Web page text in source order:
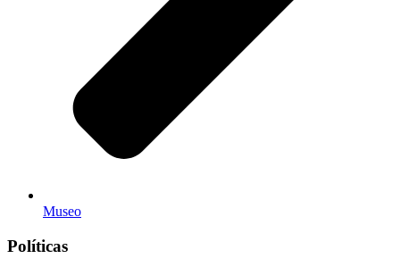
Museo
Políticas